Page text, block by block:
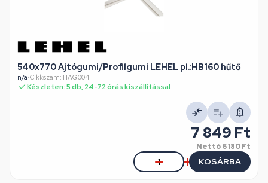
540x770 Ajtógumi/Profilgumi LEHEL pl.:HB160 hűtő
n/a•Cikkszám: HAG004
Készleten: 5 db, 24-72 órás kiszállítással
7 849 Ft
Nettó6 180 Ft
KOSÁRBA